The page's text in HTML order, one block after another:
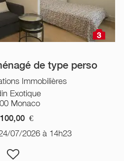
3
de type perso
Immobilières
Exotique
Monaco
€
07/2026 à 14h23